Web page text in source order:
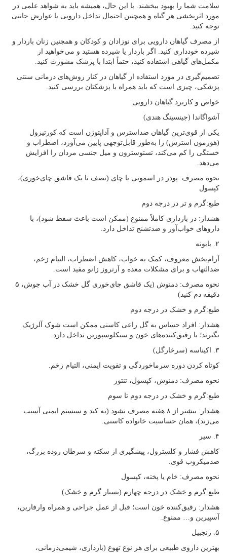
سلامت شما را بهبود ببخشند. با این حال، همیشه باید به شواهد علمی در
مورد اثربخشی هر گیاه و همچنین احتمال تداخل دارویی یا عوارض جانبی
توجه کنید.
از مصرف گیاهان دارویی برای نوزادان و کودکان و همچنین زنان باردار و
شیرده خودداری کنید. اگر باردار یا شیرده هستید و می‌خواهید از
مکمل‌های گیاهی استفاده کنید، حتماً ابتدا با پزشک مشورت کنید.
تصمیم‌گیری در مورد استفاده از گیاهان در کنار روش‌های درمانی سنتی
پزشکی، چیزی است که باید همراه با پزشکتان بررسی کنید.
خواص و کاربرد گیاهان دارویی
آشواگاندا (جینسینگ هندی)
یکی از قوی‌ترین گیاهان ضداسترس و آداپتوژن است که کورتیزول
(هورمون استرس) را به‌طور قابل‌توجهی پایین می‌آورد، اضطراب و
خستگی را کم می‌کند، تستوسترون و میل جنسی مردان را افزایش
می‌دهد.
نحوه مصرف: پودر در اسموتی یا چای (نصف تا یک قاشق چای‌خوری)،
کپسول
طبع:گرم و تر در درجه دوم
هشدار: در بارداری کاملاً ممنوع (ممکن است باعث سقط شود)، با
داروهای خواب‌آور و ضدتشنج تداخل دارد.
۲. بابونه
آرام‌بخش معروف، کمک به خواب، کاهش اضطراب، التیام زخم،
ضدالتهاب و برای مشکلات معده و آرتروز زانو مفید است.
نحوه مصرف: دمنوش (یک قاشق چای‌خوری گل خشک در آب جوش، ۵
دقیقه دم کنید)
طبع:گرم و خشک در درجه دوم
هشدار: افراد حساس به گل راعی کاسنی ممکن است شوک آلرژیک
بگیرند؛ با رقیق‌کننده‌های خون و سیکلوسپورین تداخل دارد.
۳. اکیناسه (سرخارگل)
کوتاه کردن دوره سرماخوردگی و تقویت ایمنی، التیام زخم.
نحوه مصرف: دمنوش، کپسول، تنتور
طبع:گرم و خشک در درجه دوم تا سوم
هشدار: بیشتر از ۸ هفته مصرف نشود (به کبد و سیستم ایمنی آسیب
می‌زند)، همان حساسیت خانواده کاسنی.
۴. سیر
کاهش فشار و کلسترول، پیشگیری از سکته و سرطان روده بزرگ،
ضدمیکروب قوی.
نحوه مصرف: خام یا پخته، کپسول
طبع:گرم و خشک در درجه چهارم (بسیار گرم و خشک)
هشدار: رقیق‌کننده خون است؛ قبل از عمل جراحی و همراه وارفارین،
آسپیرین و… ممنوع.
۵. زنجبیل
بهترین داروی طبیعی برای هر نوع تهوع (بارداری، شیمی‌درمانی،